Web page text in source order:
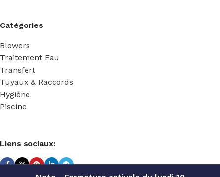
Catégories
Blowers
Traitement Eau
Transfert
Tuyaux & Raccords
Hygiène
Piscine
Liens sociaux: